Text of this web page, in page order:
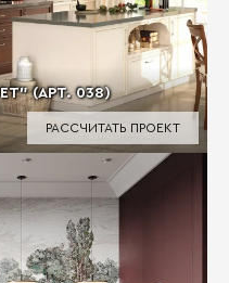
(АРТ. 038)
РАССЧИТАТЬ ПРОЕКТ